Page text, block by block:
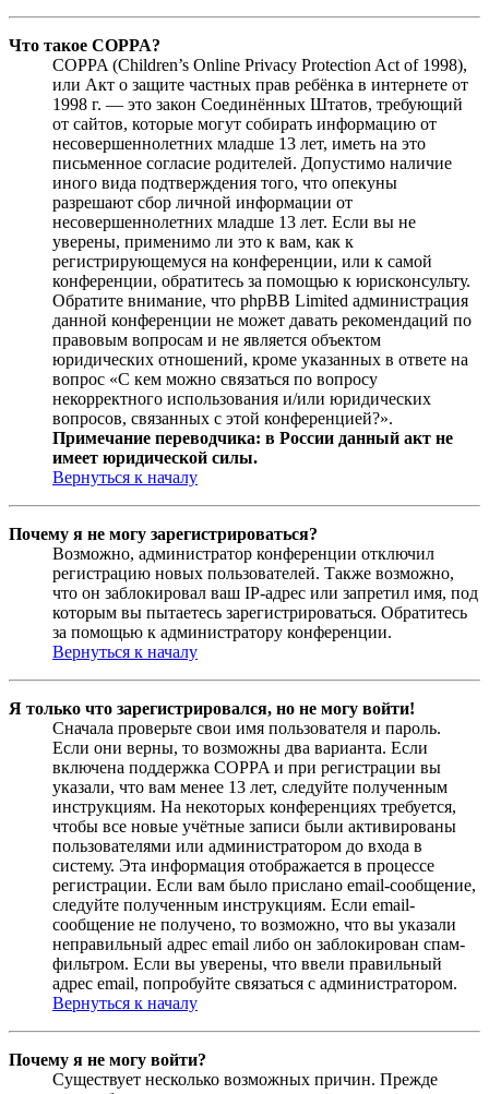
Что такое COPPA?
COPPA (Children’s Online Privacy Protection Act of 1998),
или Акт о защите частных прав ребёнка в интернете от
1998 г. — это закон Соединённых Штатов, требующий
от сайтов, которые могут собирать информацию от
несовершеннолетних младше 13 лет, иметь на это
письменное согласие родителей. Допустимо наличие
иного вида подтверждения того, что опекуны
разрешают сбор личной информации от
несовершеннолетних младше 13 лет. Если вы не
уверены, применимо ли это к вам, как к
регистрирующемуся на конференции, или к самой
конференции, обратитесь за помощью к юрисконсульту.
Обратите внимание, что phpBB Limited администрация
данной конференции не может давать рекомендаций по
правовым вопросам и не является объектом
юридических отношений, кроме указанных в ответе на
вопрос «С кем можно связаться по вопросу
некорректного использования и/или юридических
вопросов, связанных с этой конференцией?».
Примечание переводчика: в России данный акт не
имеет юридической силы.
Вернуться к началу
Почему я не могу зарегистрироваться?
Возможно, администратор конференции отключил
регистрацию новых пользователей. Также возможно,
что он заблокировал ваш IP-адрес или запретил имя, под
которым вы пытаетесь зарегистрироваться. Обратитесь
за помощью к администратору конференции.
Вернуться к началу
Я только что зарегистрировался, но не могу войти!
Сначала проверьте свои имя пользователя и пароль.
Если они верны, то возможны два варианта. Если
включена поддержка COPPA и при регистрации вы
указали, что вам менее 13 лет, следуйте полученным
инструкциям. На некоторых конференциях требуется,
чтобы все новые учётные записи были активированы
пользователями или администратором до входа в
систему. Эта информация отображается в процессе
регистрации. Если вам было прислано email-сообщение,
следуйте полученным инструкциям. Если email-
сообщение не получено, то возможно, что вы указали
неправильный адрес email либо он заблокирован спам-
фильтром. Если вы уверены, что ввели правильный
адрес email, попробуйте связаться с администратором.
Вернуться к началу
Почему я не могу войти?
Существует несколько возможных причин. Прежде